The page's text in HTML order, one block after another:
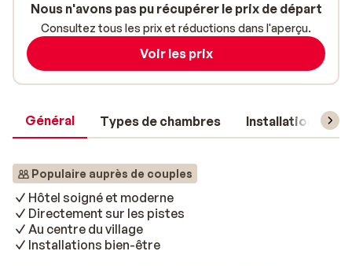
Général Types de chambres Installations
Populaire auprès de couples
Hôtel soigné et moderne
Directement sur les pistes
Au centre du village
Installations bien-être
Nous n'avons pas pu récupérer le prix de départ
Consultez tous les prix et réductions dans l'aperçu.
Voir les prix